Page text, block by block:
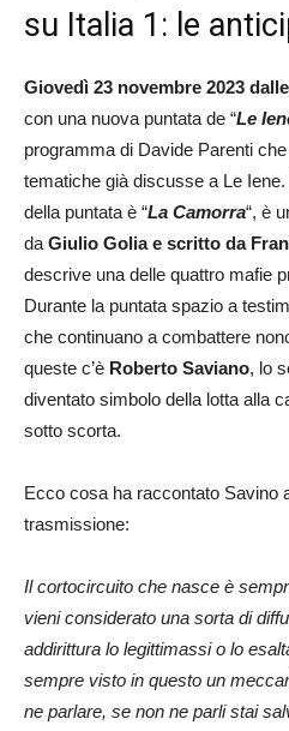
su Italia 1: le
Giovedì 23 novembre 2023
con una nuova puntata de “Le
programma di Davide Parenti
tematiche già discusse a Le
della puntata è “La Camorra“, è
da Giulio Golia e scritto da
descrive una delle quattro mafie
Durante la puntata spazio a
che continuano a combattere
queste c’è Roberto Saviano, lo
diventato simbolo della lotta alla
sotto scorta.
Ecco cosa ha raccontato Savino
trasmissione:
Il cortocircuito che nasce è
vieni considerato una sorta di
addirittura lo legittimassi o lo
sempre visto in questo un
ne parlare, se non ne parli stai